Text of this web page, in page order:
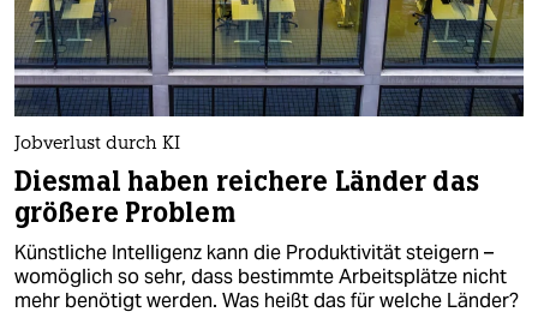
nord
wahrheit
verlag
verlag
veranstaltungen
shop
Jobverlust durch KI
Diesmal haben reichere Länder das
größere Problem
Künstliche Intelligenz kann die Produktivität steigern –
womöglich so sehr, dass bestimmte Arbeitsplätze nicht
mehr benötigt werden. Was heißt das für welche Länder?